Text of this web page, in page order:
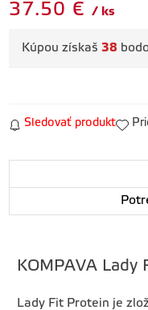
37.50 € ks
Kúpou získaš38
Sledovať produkt
KOMPAVA
Lady Fit Protein je